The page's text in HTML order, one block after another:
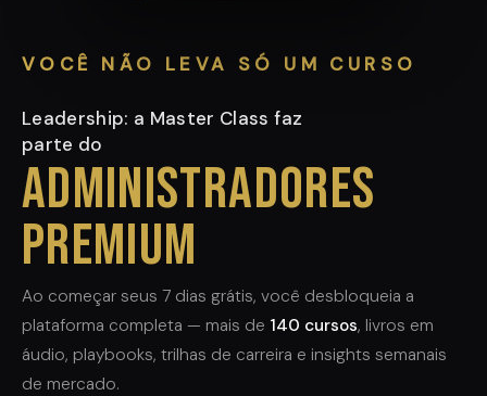
VOCÊ NÃO LEVA SÓ UM CURSO
Leadership: a Master Class faz
parte do
Administradores
Premium
Ao começar seus 7 dias grátis, você desbloqueia a
plataforma completa — mais de 140 cursos, livros em
áudio, playbooks, trilhas de carreira e insights semanais
de mercado.